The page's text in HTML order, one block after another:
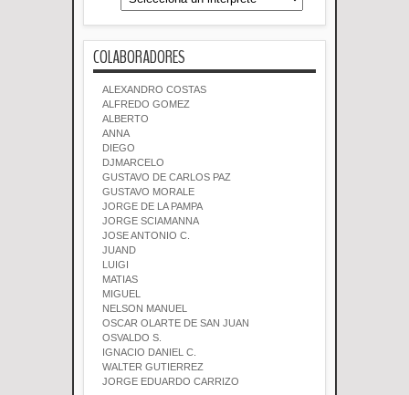
COLABORADORES
ALEXANDRO COSTAS
ALFREDO GOMEZ
ALBERTO
ANNA
DIEGO
DJMARCELO
GUSTAVO DE CARLOS PAZ
GUSTAVO MORALE
JORGE DE LA PAMPA
JORGE SCIAMANNA
JOSE ANTONIO C.
JUAND
LUIGI
MATIAS
MIGUEL
NELSON MANUEL
OSCAR OLARTE DE SAN JUAN
OSVALDO S.
IGNACIO DANIEL C.
WALTER GUTIERREZ
JORGE EDUARDO CARRIZO